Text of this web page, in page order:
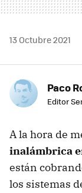
13 Octubre 2021
Paco
Editor
A la hora de
inalámbrica
están
los sistemas